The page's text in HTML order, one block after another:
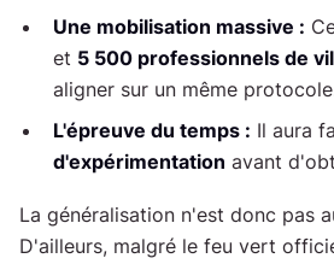
Une mobilisation massive :
et 5 500 professionnels de
aligner sur un même
L'épreuve du temps : Il aura
d'expérimentation avant
La généralisation n'est donc pas
D'ailleurs, malgré le feu vert